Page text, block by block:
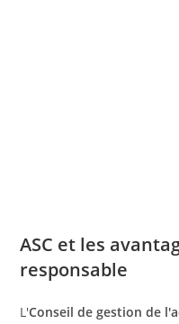
ASC et les
responsable
L'Conseil de gestion de